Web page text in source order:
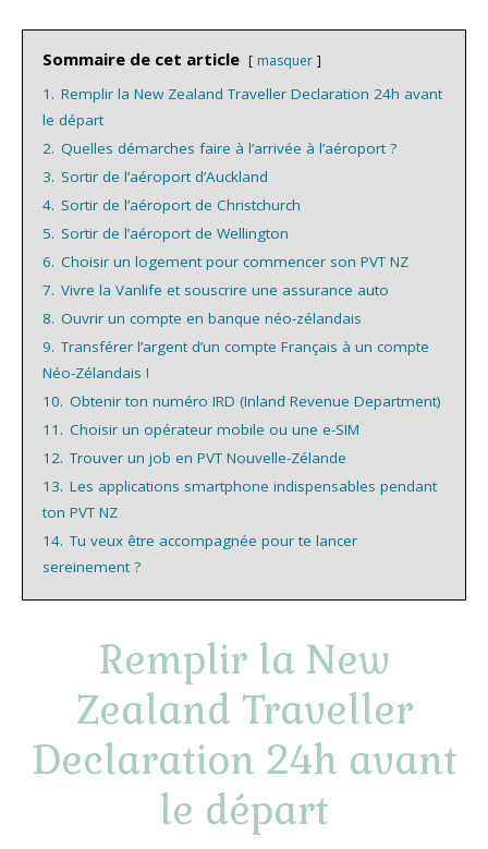
Sommaire de cet article masquer
1. Remplir la New Zealand Traveller Declaration 24h avant
le départ
2. Quelles démarches faire à l’arrivée à l’aéroport ?
3. Sortir de l’aéroport d’Auckland
4. Sortir de l’aéroport de Christchurch
5. Sortir de l’aéroport de Wellington
6. Choisir un logement pour commencer son PVT NZ
7. Vivre la Vanlife et souscrire une assurance auto
8. Ouvrir un compte en banque néo-zélandais
9. Transférer l’argent d’un compte Français à un compte
Néo-Zélandais !
10. Obtenir ton numéro IRD (Inland Revenue Department)
11. Choisir un opérateur mobile ou une e-SIM
12. Trouver un job en PVT Nouvelle-Zélande
13. Les applications smartphone indispensables pendant
ton PVT NZ
14. Tu veux être accompagnée pour te lancer
sereinement ?
Remplir la New
Zealand Traveller
Declaration 24h avant
le départ